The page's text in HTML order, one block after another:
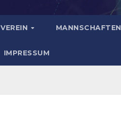
VEREIN MANNSCHAFTEN
IMPRESSUM